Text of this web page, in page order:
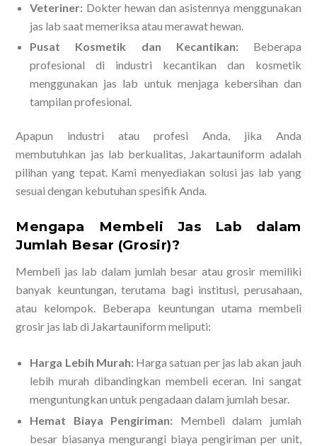
Veteriner: Dokter hewan dan asistennya menggunakan
jas lab saat memeriksa atau merawat hewan.
Pusat Kosmetik dan Kecantikan:Beberapa
profesional di industri kecantikan dan kosmetik
menggunakan jas lab untuk menjaga kebersihan dan
tampilan profesional.
Apapun industri atau profesi Anda, jika Anda
membutuhkan jas lab berkualitas, Jakartauniform adalah
pilihan yang tepat. Kami menyediakan solusi jas lab yang
sesuai dengan kebutuhan spesifik Anda.
Mengapa Membeli Jas Lab dalam
Jumlah Besar (Grosir)?
Membeli jas lab dalam jumlah besar atau grosir memiliki
banyak keuntungan, terutama bagi institusi, perusahaan,
atau kelompok. Beberapa keuntungan utama membeli
grosir jas lab di Jakartauniform meliputi:
Harga Lebih Murah:Harga satuan per jas lab akan jauh
lebih murah dibandingkan membeli eceran. Ini sangat
menguntungkan untuk pengadaan dalam jumlah besar.
Hemat Biaya Pengiriman: Membeli dalam jumlah
besar biasanya mengurangi biaya pengiriman per unit,